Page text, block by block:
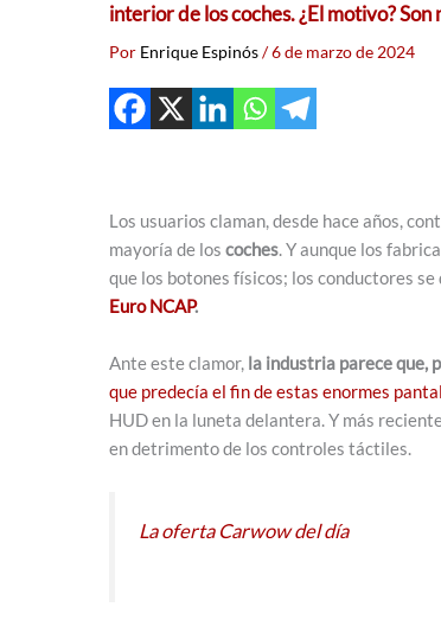
interior de los coches. ¿El motivo?
Por Enrique Espinós/6 de marzo de 2024
Los usuarios claman, desde hace años,
mayoría de los coches. Y aunque los
que los botones físicos; los conductores
Euro NCAP.
Ante este clamor, la industria parece que,
que predecía el fin de estas enormes
HUD en la luneta delantera. Y más
en detrimento de los controles táctiles.
La oferta Carwow del día